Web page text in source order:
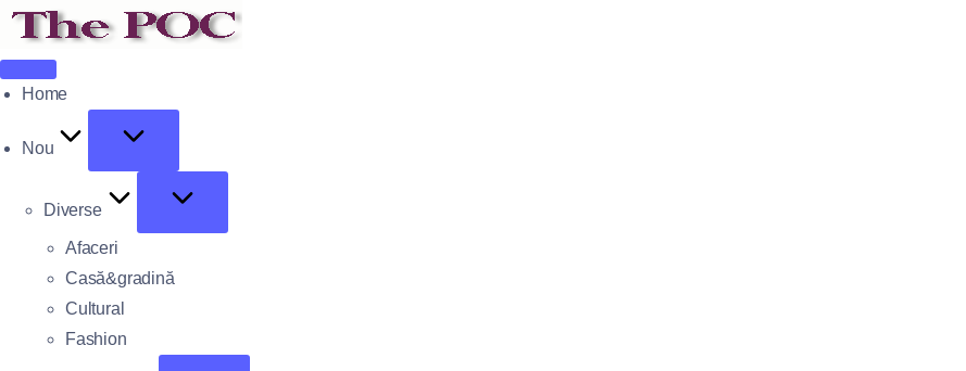
Home
Nou
Diverse
Afaceri
Casă&gradină
Cultural
Fashion